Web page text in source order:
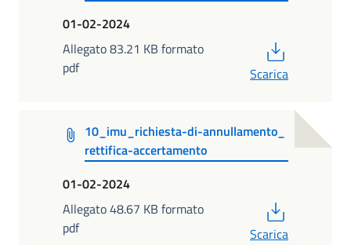
01-02-2024
Allegato 83.21 KB formato
pdf
Scarica
10_imu_richiesta-di-annullamento_
rettifica-accertamento
01-02-2024
Allegato 48.67 KB formato
pdf
Scarica